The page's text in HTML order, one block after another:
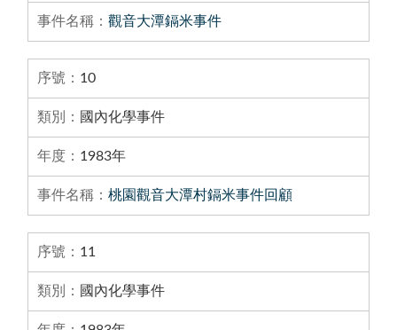
觀音大潭鎘米事件
10
國內化學事件
1983年
桃園觀音大潭村鎘米事件回顧
11
國內化學事件